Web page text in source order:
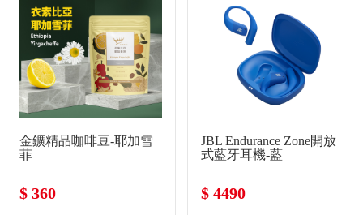
金鑛精品咖啡豆-耶加雪
菲
$ 360
JBL Endurance Zone開放
式藍牙耳機-藍
$ 4490